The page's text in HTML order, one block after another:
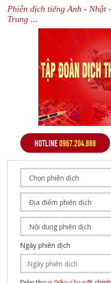
Phiên dịch tiếng Anh -
Trung ...
HOTLINE0967.204.888
Ngày phiên dịch